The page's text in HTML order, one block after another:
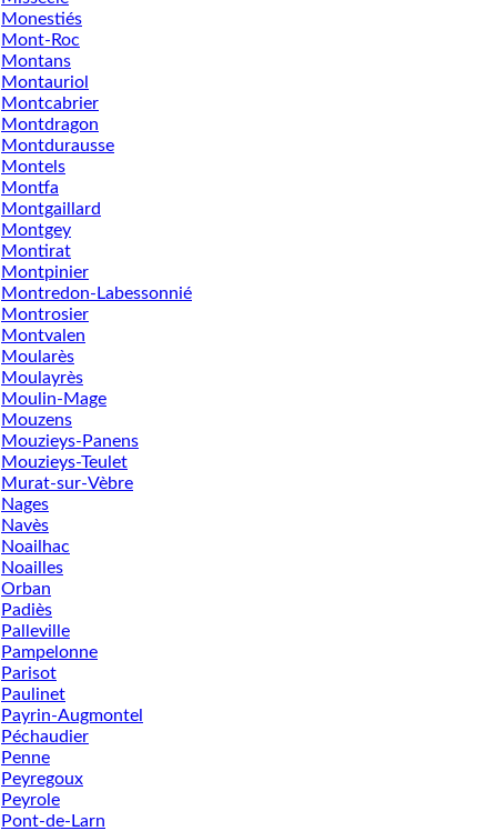
Monestiés
Mont-Roc
Montans
Montauriol
Montcabrier
Montdragon
Montdurausse
Montels
Montfa
Montgaillard
Montgey
Montirat
Montpinier
Montredon-Labessonnié
Montrosier
Montvalen
Moularès
Moulayrès
Moulin-Mage
Mouzens
Mouzieys-Panens
Mouzieys-Teulet
Murat-sur-Vèbre
Nages
Navès
Noailhac
Noailles
Orban
Padiès
Palleville
Pampelonne
Parisot
Paulinet
Payrin-Augmontel
Péchaudier
Penne
Peyregoux
Peyrole
Pont-de-Larn